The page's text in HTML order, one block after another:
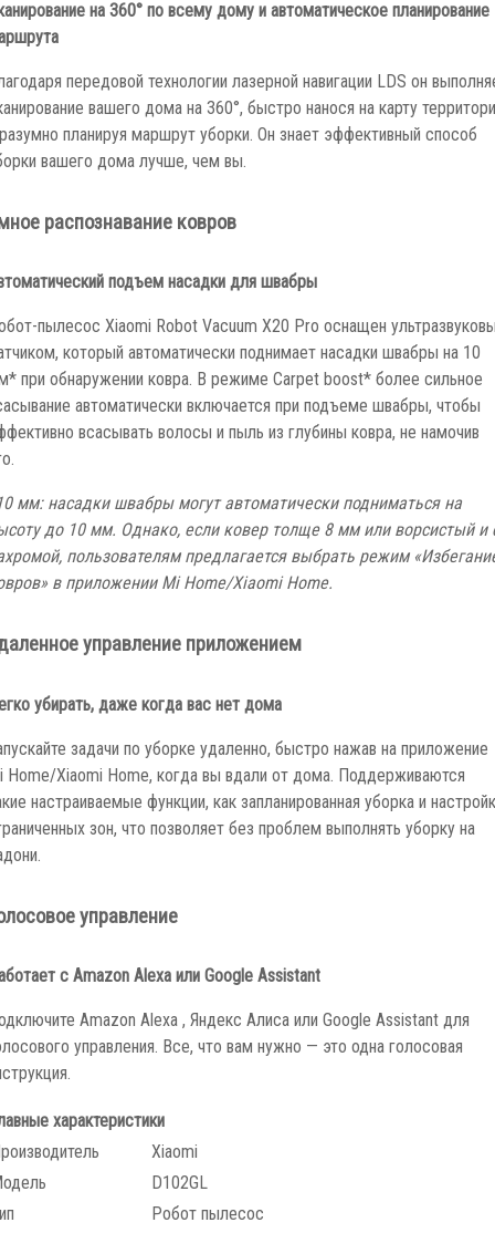
на 360° по всему дому и автоматическое планирование
передовой технологии лазерной навигации LDS он
вашего дома на 360°, быстро нанося на карту
планируя маршрут уборки. Он знает эффективный способ
вашего дома лучше, чем вы.
распознавание ковров
подъем насадки для швабры
пылесос Xiaomi Robot Vacuum X20 Pro оснащен
который автоматически поднимает насадки швабры на 10
при обнаружении ковра. В режиме Carpet boost* более сильное
автоматически включается при подъеме швабры, чтобы
всасывать волосы и пыль из глубины ковра, не намочив
мм: насадки швабры могут автоматически подниматься на
до 10 мм. Однако, если ковер толще 8 мм или ворсистый и
пользователям предлагается выбрать режим
в приложении Mi Home/Xiaomi Home.
управление приложением
убирать, даже когда вас нет дома
задачи по уборке удаленно, быстро нажав на приложение
Home/Xiaomi Home, когда вы вдали от дома. Поддерживаются
настраиваемые функции, как запланированная уборка и
зон, что позволяет без проблем выполнять уборку на
управление
с Amazon Alexa или Google Assistant
Amazon Alexa , Яндекс Алиса или Google Assistant для
управления. Все, что вам нужно — это одна голосовая
характеристики
Xiaomi
D102GL
Робот пылесос